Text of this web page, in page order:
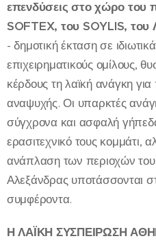
επενδύσεις στο χώρο του
SOFTEX, του SOYLIS, του
- δημοτική έκταση σε
επιχειρηματικούς ομίλους,
κέρδους τη λαϊκή ανάγκη
αναψυχής. Οι υπαρκτές
σύγχρονα και ασφαλή
ερασιτεχνικό τους κομμάτι,
ανάπλαση των περιοχών του
Αλεξάνδρας υποτάσσονται
συμφέροντα.
Η ΛΑΪΚΗ ΣΥΣΠΕΙΡΩΣΗ